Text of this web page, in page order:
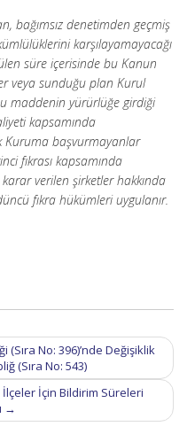
bağımsız denetimden geçmiş
karşılayamayacağı
süre içerisinde bu Kanun
veya sunduğu plan Kurul
maddenin yürürlüğe girdiği
kapsamında
başvurmayanlar
fıkrası kapsamında
verilen şirketler hakkında
fıkra hükümleri uygulanır.
No: 396)’nde Değişiklik
(Sıra No: 543)
İçin Bildirim Süreleri
→